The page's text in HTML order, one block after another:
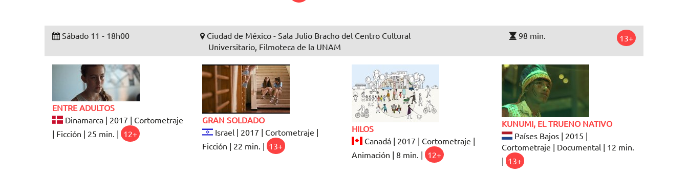
Sábado 11 - 18h00
Ciudad de México - Sala Julio Bracho del Centro Cultural
Universitario, Filmoteca de la UNAM
98 min. 13+
ENTRE ADULTOS
Dinamarca | 2017 | Cortometraje
| Ficción | 25 min. | 12+
GRAN SOLDADO
Israel | 2017 | Cortometraje |
Ficción | 22 min. | 13+
HILOS
Canadá | 2017 | Cortometraje |
Animación | 8 min. | 12+
KUNUMI, EL TRUENO NATIVO
Países Bajos | 2015 |
Cortometraje | Documental | 12 min.
| 13+